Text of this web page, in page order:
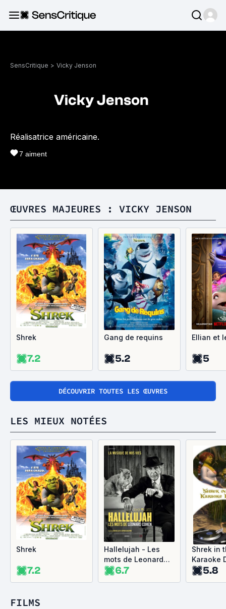
SensCritique > Vicky Jenson
Vicky Jenson
Réalisatrice américaine.
7 aiment
ŒUVRES MAJEURES : VICKY JENSON
Shrek
7.2
Gang de requins
5.2
Ellian et
5
DÉCOUVRIR TOUTES LES ŒUVRES
LES MIEUX NOTÉES
Shrek
7.2
Hallelujah - Les
mots de Leonard
Cohen
6.7
Shrek in
Karaoke
Party5.8
FILMS